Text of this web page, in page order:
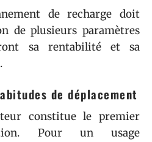
de recharge doit
de plusieurs paramètres
sa rentabilité et sa
de déplacement
constitue le premier
Pour un usage